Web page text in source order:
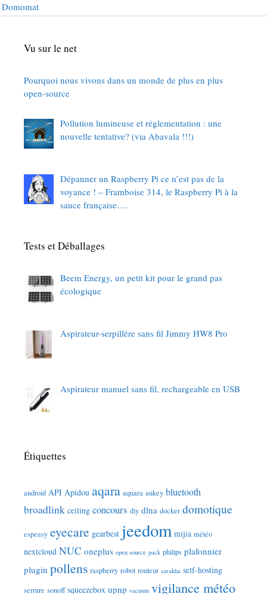
Domomat
Vu sur le net
Pourquoi nous vivons dans un monde de plus en plus
open-source
Pollution lumineuse et réglementation : une
nouvelle tentative? (via Abavala !!!)
Dépanner un Raspberry Pi ce n’est pas de la
voyance ! – Framboise 314, le Raspberry Pi à la
sauce française….
Tests et Déballages
Beem Energy, un petit kit pour le grand pas
écologique
Aspirateur-serpillère sans fil Jimmy HW8 Pro
Aspirateur manuel sans fil, rechargeable en USB
Étiquettes
android API Apidou aqara aquara aukey bluetooth
broadlink ceiling concours diy dlna docker domotique
espeasy eyecare gearbest jeedom mijia météo
nextcloud NUC oneplus open source pack philips plafonnier
plugin pollens raspberry robot routeur sarakha self-hosting
serrure sonoff squeezebox upnp vacuum vigilance météo